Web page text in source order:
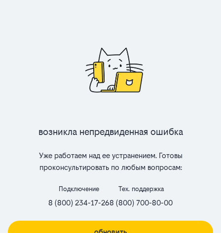
Возникла непредвиденная ошибка
Уже работаем над ее устранением. Готовы
проконсультировать по любым вопросам:
Подключение
8 (800) 234-17-26
Тех. поддержка
8 (800) 700-80-00